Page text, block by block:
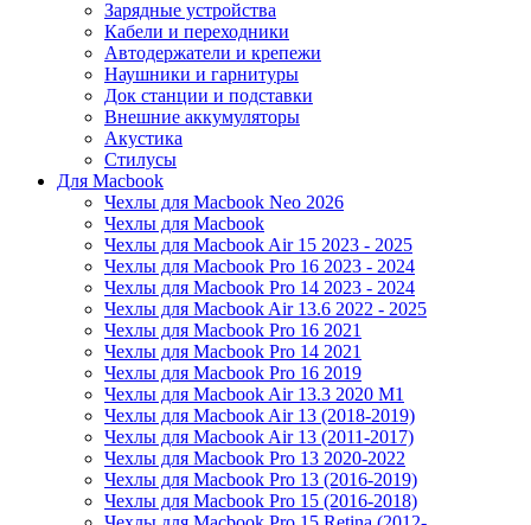
Зарядные устройства
Кабели и переходники
Автодержатели и крепежи
Наушники и гарнитуры
Док станции и подставки
Внешние аккумуляторы
Акустика
Стилусы
Для Macbook
Чехлы для Macbook Neo 2026
Чехлы для Macbook
Чехлы для Macbook Air 15 2023 - 2025
Чехлы для Macbook Pro 16 2023 - 2024
Чехлы для Macbook Pro 14 2023 - 2024
Чехлы для Macbook Air 13.6 2022 - 2025
Чехлы для Macbook Pro 16 2021
Чехлы для Macbook Pro 14 2021
Чехлы для Macbook Pro 16 2019
Чехлы для Macbook Air 13.3 2020 M1
Чехлы для Macbook Air 13 (2018-2019)
Чехлы для Macbook Air 13 (2011-2017)
Чехлы для Macbook Pro 13 2020-2022
Чехлы для Macbook Pro 13 (2016-2019)
Чехлы для Macbook Pro 15 (2016-2018)